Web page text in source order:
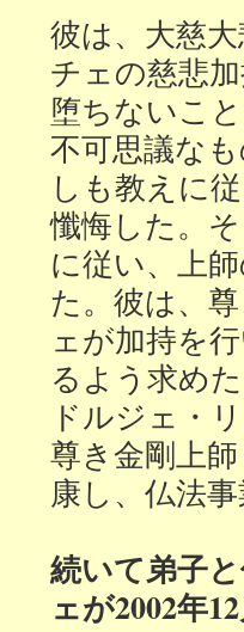
彼は、大慈
チェの慈悲
堕ちないこ
不可思議な
しも教えに
懺悔した。
に従い、上
た。彼は、
ェが加持を
るよう求め
ドルジェ・
尊き金剛上
康し、仏法
続いて弟子
ェが2002年